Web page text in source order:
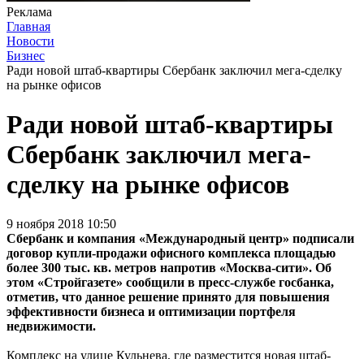
Реклама
Главная
Новости
Бизнес
Ради новой штаб-квартиры Сбербанк заключил мега-сделку
на рынке офисов
Ради новой штаб-квартиры
Сбербанк заключил мега-
сделку на рынке офисов
9 ноября 2018 10:50
Сбербанк и компания «Международный центр» подписали
договор купли-продажи офисного комплекса площадью
более 300 тыс. кв. метров напротив «Москва-сити». Об
этом «Стройгазете» сообщили в пресс-службе госбанка,
отметив, что данное решение принято для повышения
эффективности бизнеса и оптимизации портфеля
недвижимости.
Комплекс на улице Кульнева, где разместится новая штаб-